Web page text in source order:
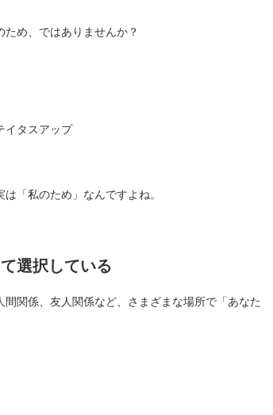
め、ではありませんか？
イタスアップ
「私のため」なんですよね。
選択している
関係、友人関係など、さまざまな場所で「あなた